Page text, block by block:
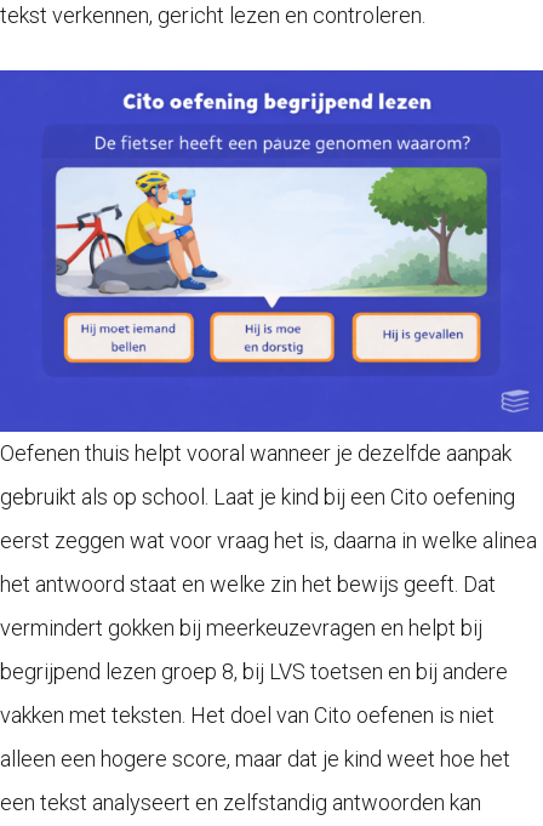
tekst verkennen, gericht lezen en controleren.
Oefenen thuis helpt vooral wanneer je dezelfde aanpak
gebruikt als op school. Laat je kind bij een Cito oefening
eerst zeggen wat voor vraag het is, daarna in welke alinea
het antwoord staat en welke zin het bewijs geeft. Dat
vermindert gokken bij meerkeuzevragen en helpt bij
begrijpend lezen groep 8, bij LVS toetsen en bij andere
vakken met teksten. Het doel van Cito oefenen is niet
alleen een hogere score, maar dat je kind weet hoe het
een tekst analyseert en zelfstandig antwoorden kan